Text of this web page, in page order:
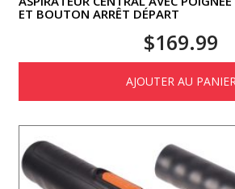
ET BOUTON ARRÊT DÉPART
$169.99
AJOUTER AU